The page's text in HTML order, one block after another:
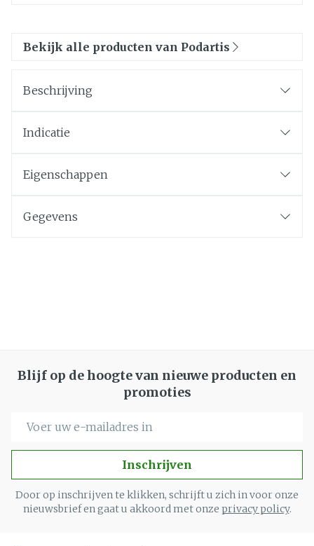
Bekijk alle producten van Podartis
Beschrijving
Indicatie
Eigenschappen
Gegevens
Blijf op de hoogte van nieuwe producten en
promoties
Inschrijven
Door op inschrijven te klikken, schrijft u zich in voor onze
nieuwsbrief en gaat u akkoord met onze privacy policy.